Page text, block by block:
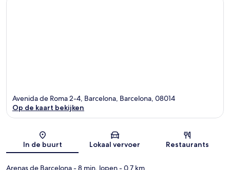
Kaart
Avenida de Roma 2-4, Barcelona, Barcelona, 08014
Op de kaart bekijken
In de buurt Lokaal vervoer Restaurants
Arenas de Barcelona- 8 min. lopen- 0.7 km